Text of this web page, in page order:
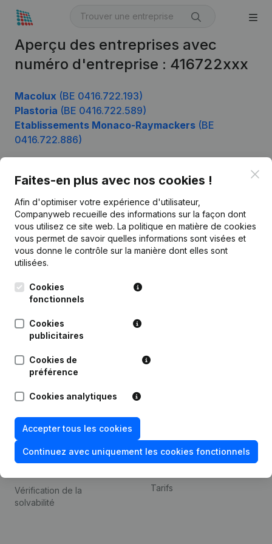
Aperçu des entreprises avec
numéro d'entreprise : 416722xxx
Macolux (BE 0416.722.193)
Plastoria (BE 0416.722.589)
Etablissements Monaco-Raymackers (BE
0416.722.886)
Faites-en plus avec nos cookies !
Afin d'optimiser votre expérience d'utilisateur,
Companyweb recueille des informations sur la façon dont
vous utilisez ce site web. La politique en matière de cookies
vous permet de savoir quelles informations sont visées et
vous donne le contrôle sur la manière dont elles sont
utilisées.
Cookies
fonctionnels
Cookies
publicitaires
Cookies de
préférence
Cookies analytiques
Accepter tous les cookies
Continuez avec uniquement les cookies fonctionnels
Français
Leuvensesteenweg
248D,
Produit
Informations d’entreprise
Monitoring
Recherche internationale
Thème
de la fraude
Consulter des comptes
annuels
Recherche de numéro de
Vérification de la
solvabilité
Contact
Tarifs